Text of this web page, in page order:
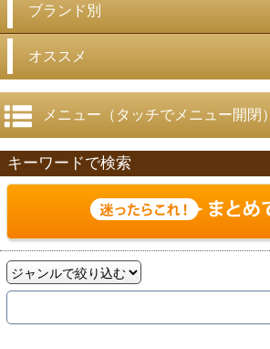
ブランド別
オススメ
メニュー（タッチでメニュー開閉）
キーワードで検索